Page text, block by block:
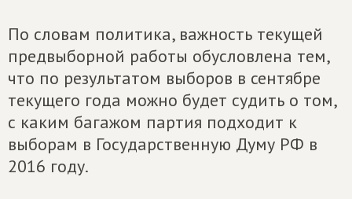
По словам политика, важность текущей
предвыборной работы обусловлена тем,
что по результатом выборов в сентябре
текущего года можно будет судить о том,
с каким багажом партия подходит к
выборам в Государственную Думу РФ в
2016 году.